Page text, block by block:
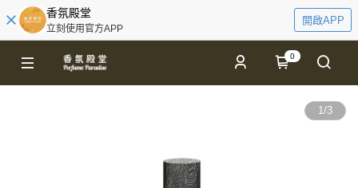
香氛殿堂
立刻使用官方APP
開啟APP
0
1/3